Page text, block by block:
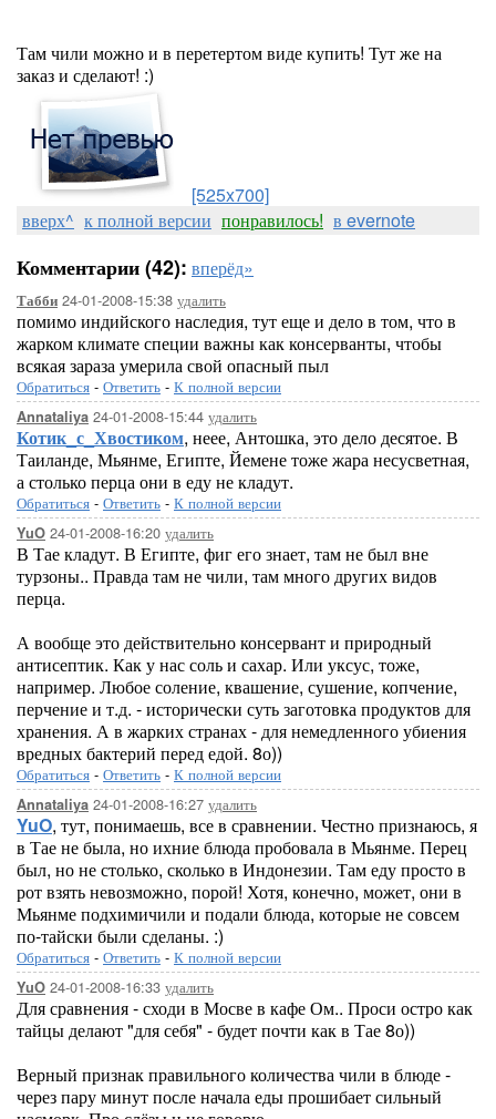
Там чили можно и в перетертом виде купить! Тут же на
заказ и сделают! :)
[525x700]
вверх^ к полной версии понравилось! в evernote
Комментарии (42): вперёд»
Табби 24-01-2008-15:38 удалить
помимо индийского наследия, тут еще и дело в том, что в
жарком климате специи важны как консерванты, чтобы
всякая зараза умерила свой опасный пыл
Обратиться - Ответить - К полной версии
Annataliya 24-01-2008-15:44 удалить
Котик_с_Хвостиком, неее, Антошка, это дело десятое. В
Таиланде, Мьянме, Египте, Йемене тоже жара несусветная,
а столько перца они в еду не кладут.
Обратиться - Ответить - К полной версии
YuO 24-01-2008-16:20 удалить
В Тае кладут. В Египте, фиг его знает, там не был вне
турзоны.. Правда там не чили, там много других видов
перца.
А вообще это действительно консервант и природный
антисептик. Как у нас соль и сахар. Или уксус, тоже,
например. Любое соление, квашение, сушение, копчение,
перчение и т.д. - исторически суть заготовка продуктов для
хранения. А в жарких странах - для немедленного убиения
вредных бактерий перед едой. 8о))
Обратиться - Ответить - К полной версии
Annataliya 24-01-2008-16:27 удалить
YuO, тут, понимаешь, все в сравнении. Честно признаюсь, я
в Тае не была, но ихние блюда пробовала в Мьянме. Перец
был, но не столько, сколько в Индонезии. Там еду просто в
рот взять невозможно, порой! Хотя, конечно, может, они в
Мьянме подхимичили и подали блюда, которые не совсем
по-тайски были сделаны. :)
Обратиться - Ответить - К полной версии
YuO 24-01-2008-16:33 удалить
Для сравнения - сходи в Мосве в кафе Ом.. Проси остро как
тайцы делают "для себя" - будет почти как в Тае 8о))
Верный признак правильного количества чили в блюде -
через пару минут после начала еды прошибает сильный